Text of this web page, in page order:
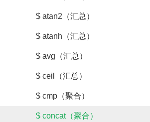
$ atan2（汇总）
$ atanh（汇总）
$ avg（汇总）
$ ceil（汇总）
$ cmp（聚合）
$ concat（聚合）